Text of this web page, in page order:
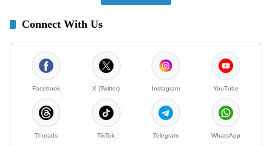
Connect With Us
Facebook X (Twitter) Instagram YouTube
Threads TikTok Telegram WhatsApp